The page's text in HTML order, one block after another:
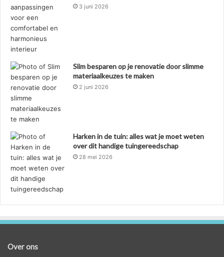
3 juni 2026
Slim besparen op je renovatie door slimme
materiaalkeuzes te maken
2 juni 2026
Harken in de tuin: alles wat je moet weten
over dit handige tuingereedschap
28 mei 2026
Over ons